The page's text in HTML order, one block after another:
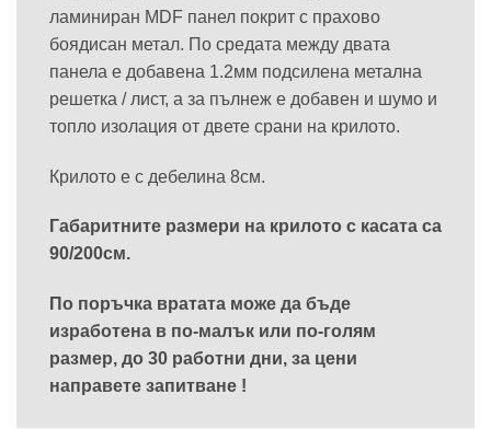
ламиниран MDF панел покрит с прахово
боядисан метал. По средата между двата
панела е добавена 1.2мм подсилена метална
решетка / лист, а за пълнеж е добавен и шумо и
топло изолация от двете срани на крилото.
Крилото е с дебелина 8см.
Габаритните размери на крилото с касата са
90/200см.
По поръчка вратата може да бъде
изработена в по-малък или по-голям
размер, до 30 работни дни, за цени
направете запитване !